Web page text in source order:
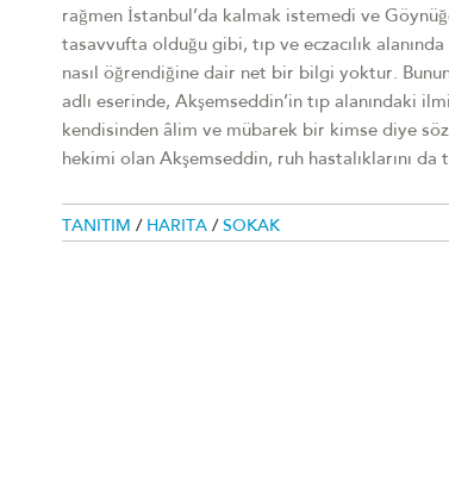
rağmen İstanbul’da kalmak istemedi ve
tasavvufta olduğu gibi, tıp ve eczacılık
nasıl öğrendiğine dair net bir bilgi yoktur.
adlı eserinde, Akşemseddin’in tıp alanındaki
kendisinden âlim ve mübarek bir kimse diye söz
hekimi olan Akşemseddin, ruh hastalıklarını da
TANITIM / HARITA / SOKAK